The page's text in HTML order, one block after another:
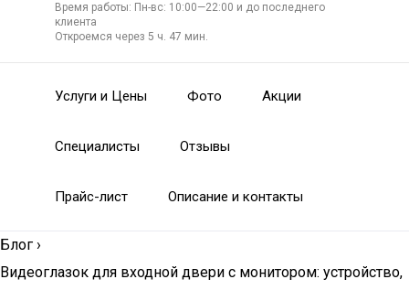
Время работы: Пн-вс: 10:00—22:00 и до последнего
клиента
Откроемся через 5 ч. 47 мин.
Услуги и Цены Фото Акции
Специалисты Отзывы
Прайс-лист Описание и контакты
Блог ›
Видеоглазок для входной двери с монитором: устройство,